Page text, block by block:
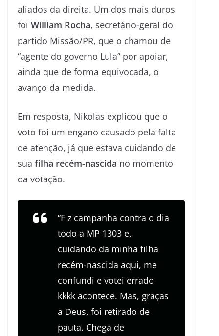
aliados da direita. Um dos mais duros
foi William Rocha, secretário-geral do
partido Missão/PR, que o chamou de
“agente do governo Lula” por apoiar,
ainda que de forma equivocada, o
avanço da medida.
Em resposta, Nikolas explicou que o
voto foi um engano causado pela falta
de atenção, já que estava cuidando de
sua filha recém-nascida no momento
da votação.
“Fiz campanha contra o dia
todo a MP 1303 e,
cuidando da minha filha
recém-nascida aqui, me
confundi e votei errado
kkkk acontece. Mas, graças
a Deus, foi retirado de
pauta. Chega de